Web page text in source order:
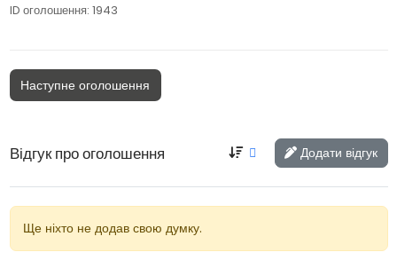
ID оголошення: 1943
Наступне оголошення
Відгук про оголошення Додати відгук
Ще ніхто не додав свою думку.